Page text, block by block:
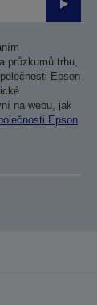
průzkumů trhu,
Epson
na webu, jak
Epson